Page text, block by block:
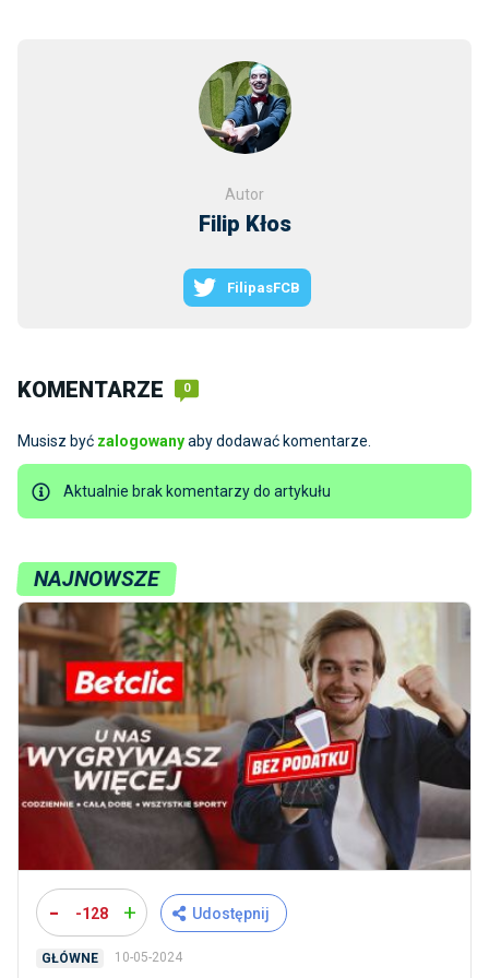
Autor
Filip Kłos
FilipasFCB
KOMENTARZE 0
Musisz być zalogowanyaby dodawać komentarze.
Aktualnie brak komentarzy do artykułu
NAJNOWSZE
- -128 + Udostępnij
GŁÓWNE 10-05-2024